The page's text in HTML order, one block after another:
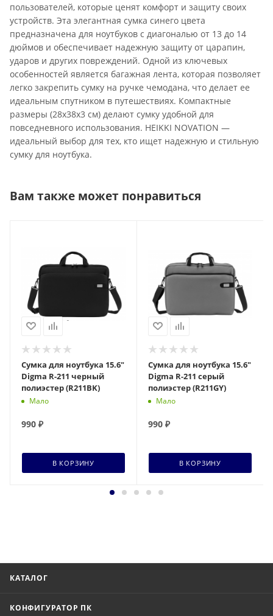
пользователей, которые ценят комфорт и защиту своих
устройств. Эта элегантная сумка синего цвета
предназначена для ноутбуков с диагональю от 13 до 14
дюймов и обеспечивает надежную защиту от царапин,
ударов и других повреждений. Одной из ключевых
особенностей является багажная лента, которая позволяет
легко закрепить сумку на ручке чемодана, что делает ее
идеальным спутником в путешествиях. Компактные
размеры (28x38x3 см) делают сумку удобной для
повседневного использования. HEIKKI NOVATION —
идеальный выбор для тех, кто ищет надежную и стильную
сумку для ноутбука.
Вам также может понравиться
Сумка для ноутбука 15.6"
Digma R-211 черный
полиэстер (R211BK)
Мало
990 ₽
В КОРЗИНУ
Сумка для ноутбука 15.6"
Digma R-211 серый
полиэстер (R211GY)
Мало
990 ₽
В КОРЗИНУ
КАТАЛОГ
КОНФИГУРАТОР ПК